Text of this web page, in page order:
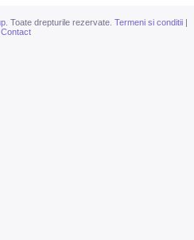
. Toate drepturile rezervate. Termeni si conditii |
Contact